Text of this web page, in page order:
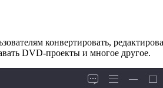
конвертировать,
DVD-проекты и многое другое.